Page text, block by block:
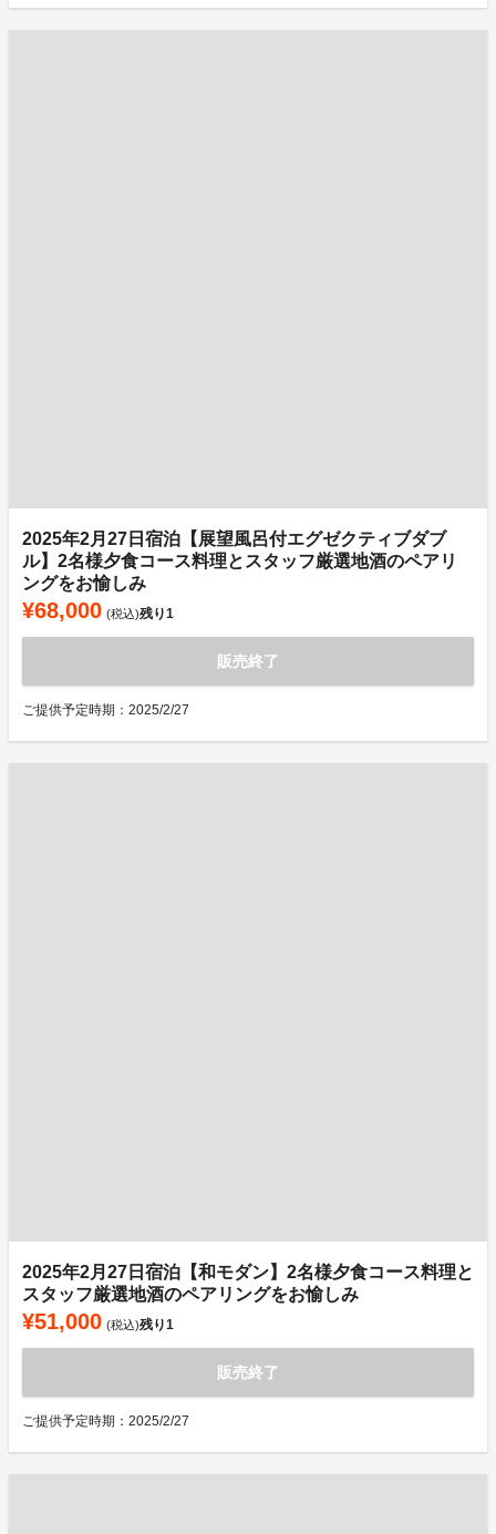
2025年2月27日宿泊【展望風呂付エグゼクティブダブ
ル】2名様夕食コース料理とスタッフ厳選地酒のペアリ
ングをお愉しみ
¥68,000 (税込)残り1
販売終了
ご提供予定時期：2025/2/27
2025年2月27日宿泊【和モダン】2名様夕食コース料理と
スタッフ厳選地酒のペアリングをお愉しみ
¥51,000 (税込)残り1
販売終了
ご提供予定時期：2025/2/27